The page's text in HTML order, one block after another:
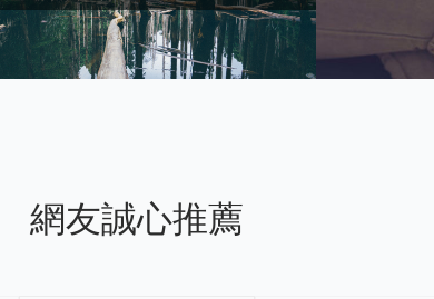
網友誠心推薦